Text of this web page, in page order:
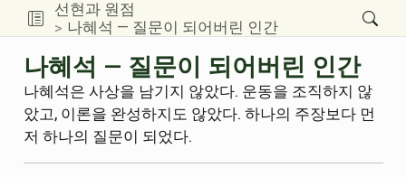
선현과 원점
나혜석 — 질문이 되어버린 인간
나혜석 — 질문이 되어버린 인간
나혜석은 사상을 남기지 않았다. 운동을 조직하지 않
았고, 이론을 완성하지도 않았다. 하나의 주장보다 먼
저 하나의 질문이 되었다.